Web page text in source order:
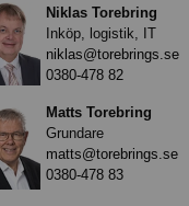
Niklas Torebring
Inköp, logistik, IT
niklas@torebrings.se
0380-478 82
Matts Torebring
Grundare
matts@torebrings.se
0380-478 83